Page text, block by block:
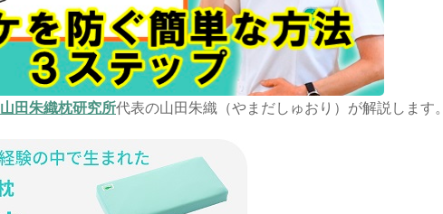
山田朱織枕研究所代表の山田朱織（やまだしゅおり）が解説します。